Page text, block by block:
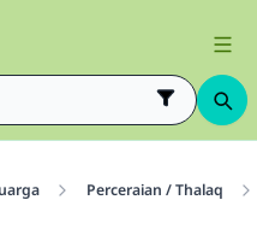
Perceraian / Thalaq